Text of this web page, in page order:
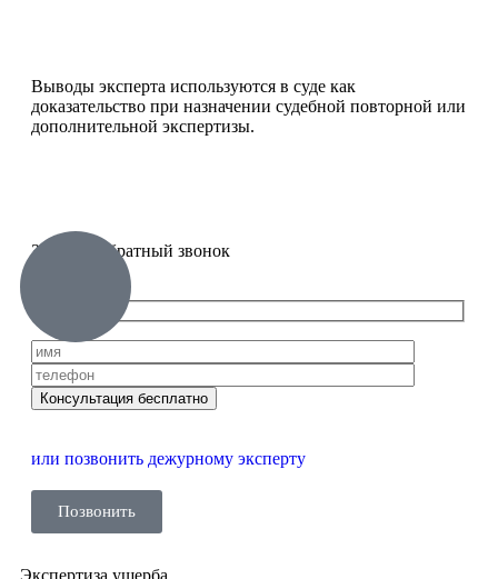
Выводы эксперта используются в суде как
доказательство при назначении судебной повторной или
дополнительной экспертизы.
Заказать обратный звонок
или позвонить дежурному эксперту
Позвонить
Экспертиза ущерба